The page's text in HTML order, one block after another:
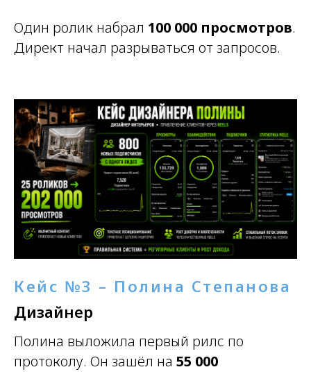
Один ролик набрал 100 000 просмотров.
Директ начал разрываться от запросов.
Кейс №3 – Полина Степанова
Дизайнер
Полина выложила первый рилс по
протоколу. Он зашёл на 55 000